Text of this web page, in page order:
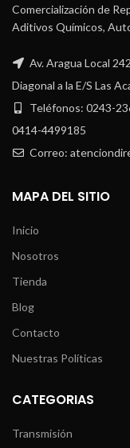
Comercialización de
Aditivos Químicos,
Av. Aragua Local
Diagonal a la E/S Las
Teléfonos: 0243-
0414-4499185
Correo:
MAPA DEL SITIO
Inicio
Nosotros
Tienda
Blog
Contacto
Nuestras Políticas
CATEGORIAS
Transmisión